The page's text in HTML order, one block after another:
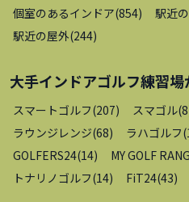
個室のあるインドア(854) 駅近
駅近の屋外(244)
大手インドアゴルフ練習場
スマートゴルフ(207) スマゴル(8
ラウンジレンジ(68) ラハゴルフ(
GOLFERS24(14) MY GOLF
トナリノゴルフ(14) FiT24(43)